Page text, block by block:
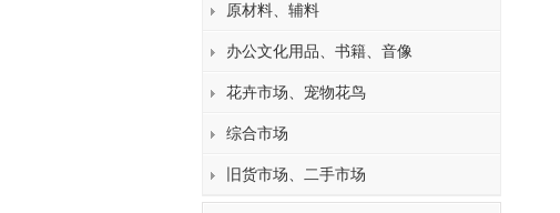
原材料、辅料
办公文化用品、书籍、音像
花卉市场、宠物花鸟
综合市场
旧货市场、二手市场